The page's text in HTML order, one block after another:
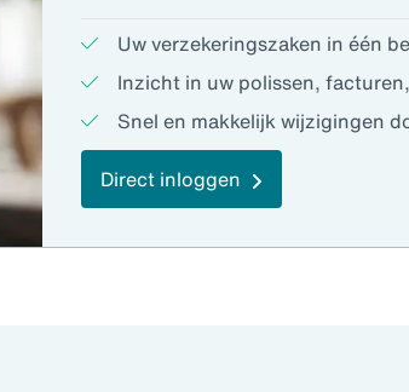
Uw verzekeringszaken in één
Inzicht in uw polissen,
Snel en makkelijk wijzigingen
Direct inloggen